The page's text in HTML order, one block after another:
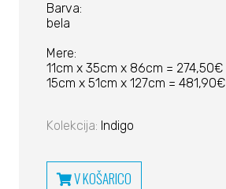
Barva:
bela
Mere:
11cm x 35cm x 86cm = 274,50€
15cm x 51cm x 127cm = 481,90€
Kolekcija: Indigo
V KOŠARICO